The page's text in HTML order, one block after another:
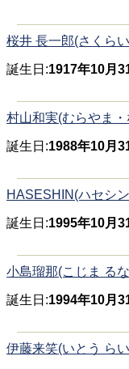
桜井 長一郎(さくら
誕生日:1917年10月
村山和実(むらやま
誕生日:1988年10月
HASESHIN(ハセシ
誕生日:1995年10月
小島瑠那(こじま る
誕生日:1994年10月
伊藤来笑(いとう ら